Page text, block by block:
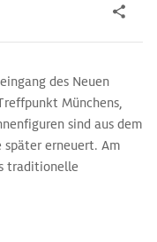
des Neuen
Münchens,
sind aus dem
später erneuert. Am
traditionelle
gefüllt sein möge.